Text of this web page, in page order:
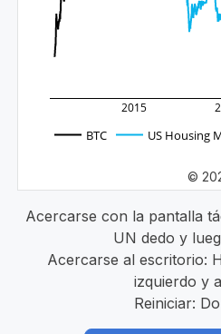
2015
BTC US Housing
©
Acercarse con la pantalla
UN dedo y
Acercarse al escritorio:
izquierdo y
Reiniciar: